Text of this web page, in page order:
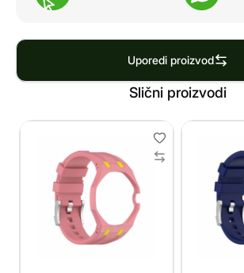
Uporedi proizvod
Slični proizvodi